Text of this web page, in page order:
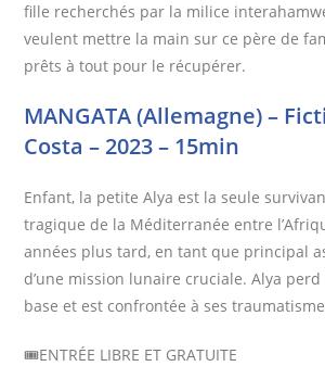
fille recherchés par la milice
veulent mettre la main sur ce père de
prêts à tout pour le récupérer.
MANGATA (Allemagne) –
Costa – 2023 – 15min
Enfant, la petite Alya est la seule
tragique de la Méditerranée entre
années plus tard, en tant que principal
d’une mission lunaire cruciale. Alya
base et est confrontée à ses
🎟️ENTRÉE LIBRE ET GRATUITE